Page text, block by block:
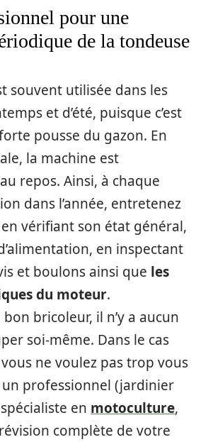
pour une
de la tondeuse
souvent utilisée dans les
et d’été, puisque c’est
pousse du gazon. En
la machine est
repos. Ainsi, à chaque
dans l’année, entretenez
vérifiant son état général,
en inspectant
et boulons ainsi que les
du moteur.
bricoleur, il n’y a aucun
soi-même. Dans le cas
ne voulez pas trop vous
un professionnel (jardinier
en motoculture,
complète de votre